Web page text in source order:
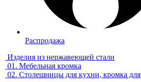
Распродажа
Изделия из нержавеющей стали
01. Мебельная кромка
02. Столешницы для кухни, кромка для